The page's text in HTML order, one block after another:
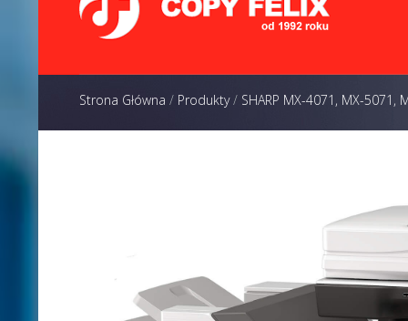
Strona Główna / Produkty/ SHARP MX-4071, MX-5071,